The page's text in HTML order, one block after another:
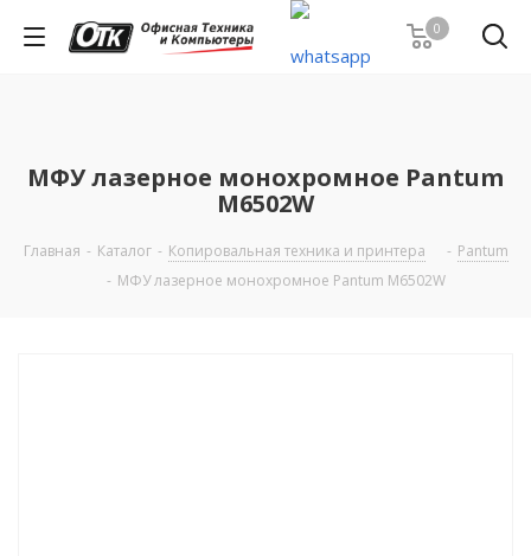
0
МФУ лазерное монохромное Pantum
M6502W
Главная - Каталог - Копировальная техника и принтера - Pantum
- МФУ лазерное монохромное Pantum M6502W